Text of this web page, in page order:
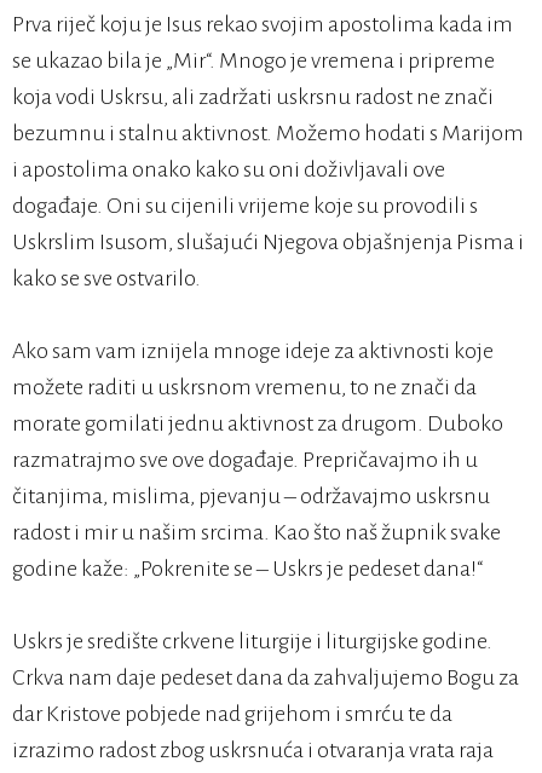
Prva riječ koju je Isus rekao svojim apostolima kada im
se ukazao bila je „Mir“. Mnogo je vremena i pripreme
koja vodi Uskrsu, ali zadržati uskrsnu radost ne znači
bezumnu i stalnu aktivnost. Možemo hodati s Marijom
i apostolima onako kako su oni doživljavali ove
događaje. Oni su cijenili vrijeme koje su provodili s
Uskrslim Isusom, slušajući Njegova objašnjenja Pisma i
kako se sve ostvarilo.
Ako sam vam iznijela mnoge ideje za aktivnosti koje
možete raditi u uskrsnom vremenu, to ne znači da
morate gomilati jednu aktivnost za drugom. Duboko
razmatrajmo sve ove događaje. Prepričavajmo ih u
čitanjima, mislima, pjevanju – održavajmo uskrsnu
radost i mir u našim srcima. Kao što naš župnik svake
godine kaže: „Pokrenite se – Uskrs je pedeset dana!“
Uskrs je središte crkvene liturgije i liturgijske godine.
Crkva nam daje pedeset dana da zahvaljujemo Bogu za
dar Kristove pobjede nad grijehom i smrću te da
izrazimo radost zbog uskrsnuća i otvaranja vrata raja